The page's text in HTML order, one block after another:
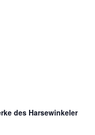
des Harsewinkeler